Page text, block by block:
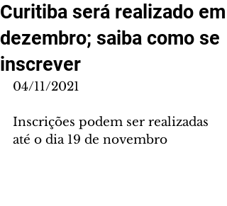
Curitiba será realizado em
dezembro; saiba como se
inscrever
04/11/2021
Inscrições podem ser realizadas
até o dia 19 de novembro